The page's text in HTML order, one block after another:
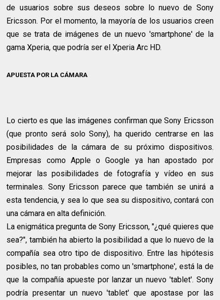
de usuarios sobre sus deseos sobre lo nuevo de Sony
Ericsson. Por el momento, la mayoría de los usuarios creen
que se trata de imágenes de un nuevo 'smartphone' de la
gama Xperia, que podría ser el Xperia Arc HD.
APUESTA POR LA CÁMARA
Lo cierto es que las imágenes confirman que Sony Ericsson
(que pronto será solo Sony), ha querido centrarse en las
posibilidades de la cámara de su próximo dispositivos.
Empresas como Apple o Google ya han apostado por
mejorar las posibilidades de fotografía y vídeo en sus
terminales. Sony Ericsson parece que también se unirá a
esta tendencia, y sea lo que sea su dispositivo, contará con
una cámara en alta definición.
La enigmática pregunta de Sony Ericsson, "¿qué quieres que
sea?", también ha abierto la posibilidad a que lo nuevo de la
compañía sea otro tipo de dispositivo. Entre las hipótesis
posibles, no tan probables como un 'smartphone', está la de
que la compañía apueste por lanzar un nuevo 'tablet'. Sony
podría presentar un nuevo 'tablet' que apostase por las